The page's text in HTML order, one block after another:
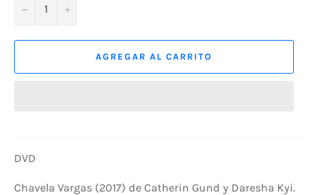
− +
AGREGAR AL CARRITO
DVD
Chavela Vargas (2017) de Catherin Gund y Daresha Kyi.